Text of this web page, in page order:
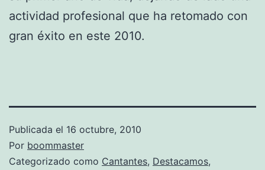
actividad profesional que ha retomado con
gran éxito en este 2010.
Publicada el 16 octubre, 2010
Por boommaster
Categorizado como Cantantes, Destacamos,